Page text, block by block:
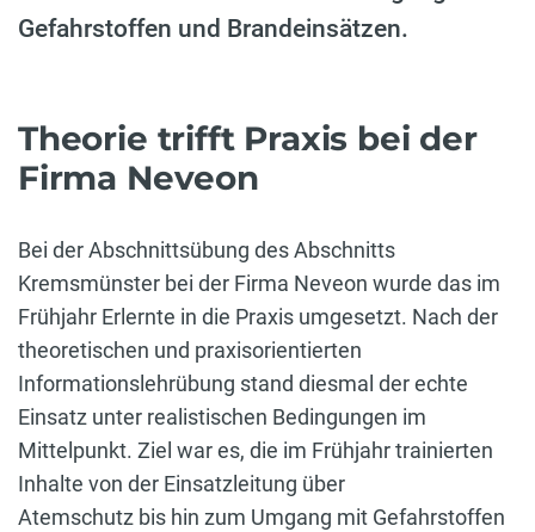
Gefahrstoffen und Brandeinsätzen.
Theorie trifft Praxis bei der
Firma Neveon
Bei der Abschnittsübung des Abschnitts
Kremsmünster bei der Firma Neveon wurde das im
Frühjahr Erlernte in die Praxis umgesetzt. Nach der
theoretischen und praxisorientierten
Informationslehrübung stand diesmal der echte
Einsatz unter realistischen Bedingungen im
Mittelpunkt. Ziel war es, die im Frühjahr trainierten
Inhalte von der Einsatzleitung über
Atemschutz bis hin zum Umgang mit Gefahrstoffen